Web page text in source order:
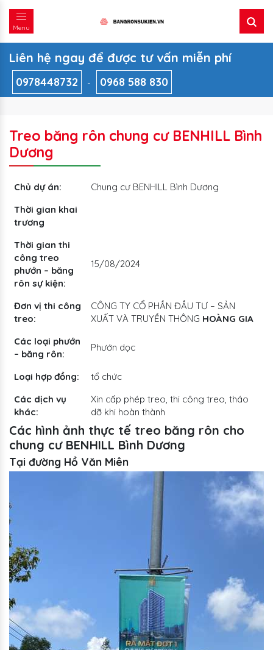
Menu
Liên hệ ngay để được tư vấn miễn phí
0978448732 - 0968 588 830
Treo băng rôn chung cư BENHILL Bình
Dương
Chủ dự án:
Chung cư BENHILL Bình Dương
Thời gian khai
trương
Thời gian thi
công treo
phướn – băng
rôn sự kiện:
15/08/2024
Đơn vị thi công
treo:
CÔNG TY CỔ PHẦN ĐẦU TƯ – SẢN
XUẤT VÀ TRUYỀN THÔNG HOÀNG GIA
Các loại phướn
– băng rôn:
Phướn dọc
Loại hợp đồng:
tổ chức
Các dịch vụ
khác:
Xin cấp phép treo, thi công treo, tháo
dỡ khi hoàn thành
Các hình ảnh thực tế treo băng rôn cho
chung cư BENHILL Bình Dương
Tại đường Hồ Văn Miên